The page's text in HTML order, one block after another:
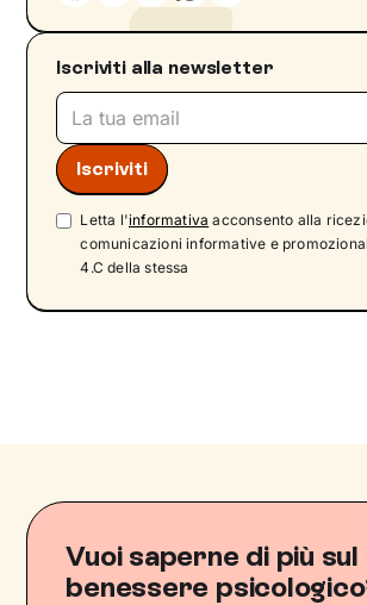
Iscriviti alla newsletter
Letta l'informativa acconsento alla
comunicazioni informative e
4.C della stessa
Vuoi saperne di più
benessere